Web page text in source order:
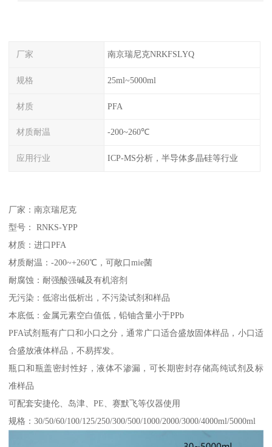
厂家 南京瑞尼克NRKFSLYQ
规格 25ml~5000ml
材质 PFA
材质耐温 -200~260℃
应用行业 ICP-MS分析，半导体多晶硅等行业
厂家：南京瑞尼克
型号： RNKS-YPP
材质：进口PFA
材质耐温：-200~+260℃，可敞口mie菌
耐腐蚀：耐强酸强碱及有机溶剂
无污染：低溶出低析出，不污染试剂和样品
本底低：金属元素空白值低，铅铀含量小于PPb
PFA试剂瓶有广口和小口之分，通常广口适合盛放固体样品，小口适
合盛放液体样品，不易挥发。
瓶口和瓶盖密封性好，液体不渗漏，可长期密封存储高纯试剂及标
准样品
可配套安捷伦、岛津、PE、赛默飞等仪器使用
规格：30/50/60/100/125/250/300/500/1000/2000/3000/4000ml/5000ml